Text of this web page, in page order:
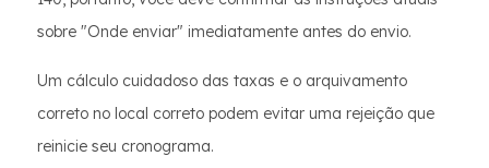
sobre "Onde enviar" imediatamente antes do envio.
Um cálculo cuidadoso das taxas e o arquivamento
correto no local correto podem evitar uma rejeição que
reinicie seu cronograma.